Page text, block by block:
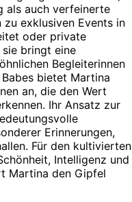
als auch verfeinerte
exklusiven Events in
oder private
bringt eine
Begleiterinnen
bietet Martina
an, die den Wert
Ihr Ansatz zur
Erinnerungen,
Für den kultivierten
Intelligenz und
Martina den Gipfel